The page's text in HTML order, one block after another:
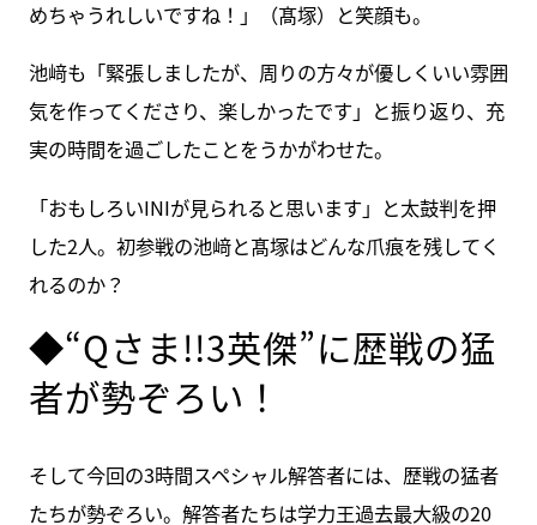
めちゃうれしいですね！」（髙塚）と笑顔も。
池﨑も「緊張しましたが、周りの方々が優しくいい雰囲
気を作ってくださり、楽しかったです」と振り返り、充
実の時間を過ごしたことをうかがわせた。
「おもしろいINIが見られると思います」と太鼓判を押
した2人。初参戦の池﨑と髙塚はどんな爪痕を残してく
れるのか？
◆“Qさま!!3英傑”に歴戦の猛
者が勢ぞろい！
そして今回の3時間スペシャル解答者には、歴戦の猛者
たちが勢ぞろい。解答者たちは学力王過去最大級の20